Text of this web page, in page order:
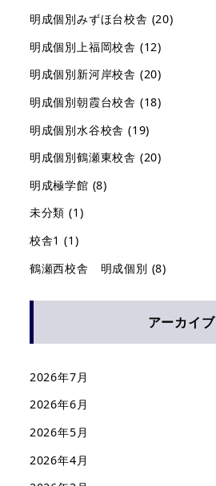
明成個別みずほ台校舎 (20)
明成個別上福岡校舎 (12)
明成個別新河岸校舎 (20)
明成個別朝霞台校舎 (18)
明成個別水谷校舎 (19)
明成個別鶴瀬東校舎 (20)
明成極学館 (8)
未分類 (1)
校舎1 (1)
鶴瀬西校舎 明成個別 (8)
アーカイブ
2026年7月
2026年6月
2026年5月
2026年4月